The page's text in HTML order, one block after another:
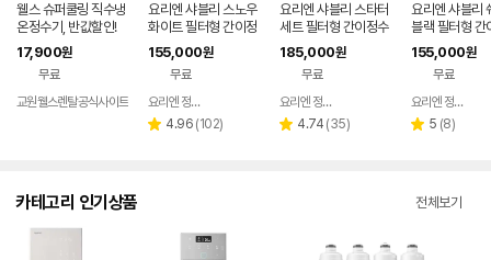
웰스 슈퍼쿨링 직수냉
온정수기, 반값할인!
17,900원
무료
교원웰스렌탈공식사이트
요리엔 샤블리 스노우
화이트 필터형 간이정
수기 ( 필터 1개 포함)
155,000원
무료
페이
요리엔 정수기 공식몰
별 4.96 리
(102)
요리엔 샤블리 스타터
세트 필터형 간이정수
기 (본품 + 필터 3pac
ks)
185,000원
무료
페이
요리엔 정수기 공식몰
별 4.74 리
(35)
요리엔 샤블리
블랙 필터형 간
기 ( 필터 1개
155,000원
무료
요리엔 정수기 공식몰
별 5 리
(8)
카테고리 인기상품 전체보기